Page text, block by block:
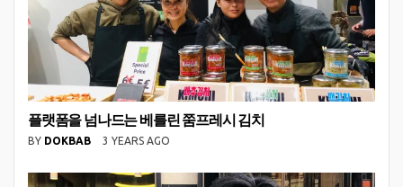
플랫폼을 넘나드는 베를린 쭘프레시 김치
BY DOKBAB 3 YEARS AGO